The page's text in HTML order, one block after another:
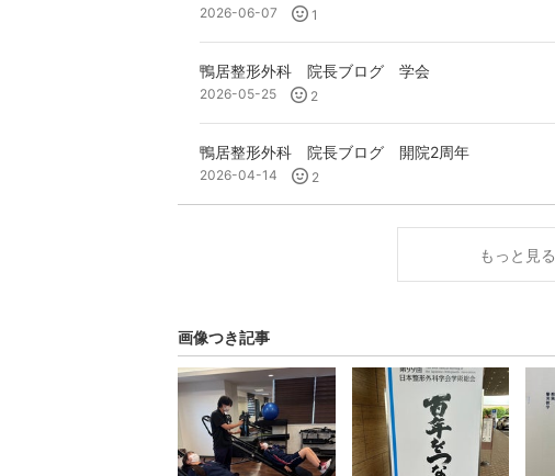
2026-06-07 1
鴨居整形外科 院長ブログ 学会
2026-05-25 2
鴨居整形外科 院長ブログ 開院2周年
2026-04-14 2
もっと見る
画像つき記事